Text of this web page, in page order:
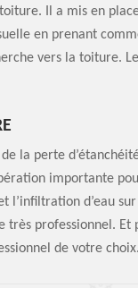
Il a mis en
en prenant
vers la toiture.
la perte
importante
l’infiltration d’eau
très professionnel.
de votre choix.